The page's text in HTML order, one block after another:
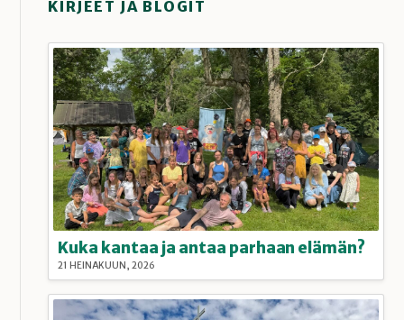
KIRJEET JA BLOGIT
Kuka kantaa ja antaa parhaan elämän?
21 HEINÄKUUN, 2026